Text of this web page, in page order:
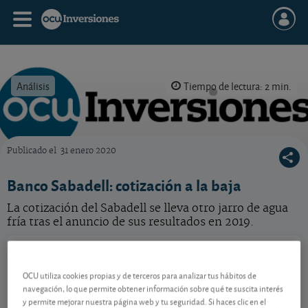
Análisis Tiempo de lectura: 2 min.
Publicado el 31 enero 2020
Banco Sabadell: cotización a la baja
La cotización del Sabadell se lleva otro jarro de agua
fría tras el anuncio de sus resultados en 2019.
07/08/2026 Madrid
0,011 EUR (0,32 %)
OCU utiliza cookies propias y de terceros para analizar tus hábitos de
navegación, lo que permite obtener información sobre qué te suscita interés
y permite mejorar nuestra página web y tu seguridad. Si haces clic en el